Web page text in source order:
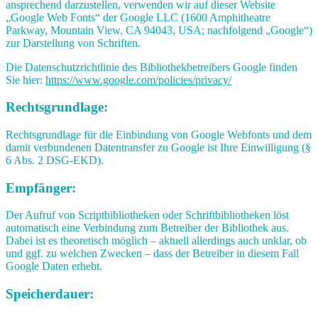
ansprechend darzustellen, verwenden wir auf dieser Website
„Google Web Fonts“ der Google LLC (1600 Amphitheatre
Parkway, Mountain View, CA 94043, USA; nachfolgend „Google“)
zur Darstellung von Schriften.
Die Datenschutzrichtlinie des Bibliothekbetreibers Google finden
Sie hier: https://www.google.com/policies/privacy/
Rechtsgrundlage:
Rechtsgrundlage für die Einbindung von Google Webfonts und dem
damit verbundenen Datentransfer zu Google ist Ihre Einwilligung (§
6 Abs. 2 DSG-EKD).
Empfänger:
Der Aufruf von Scriptbibliotheken oder Schriftbibliotheken löst
automatisch eine Verbindung zum Betreiber der Bibliothek aus.
Dabei ist es theoretisch möglich – aktuell allerdings auch unklar, ob
und ggf. zu welchen Zwecken – dass der Betreiber in diesem Fall
Google Daten erhebt.
Speicherdauer: